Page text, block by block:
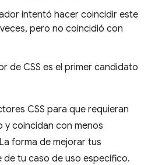
intentó hacer coincidir este
pero no coincidió con
de CSS es el primer candidato
CSS para que requieran
y coincidan con menos
forma de mejorar tus
de tu caso de uso específico.